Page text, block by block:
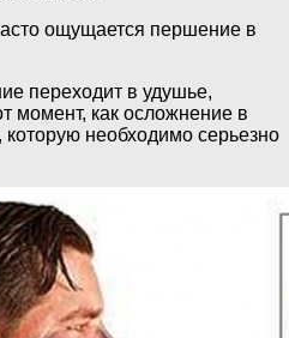
ощущается першение в
переходит в удушье,
момент, как осложнение в
необходимо серьезно